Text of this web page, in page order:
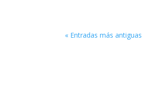
« Entradas más antiguas